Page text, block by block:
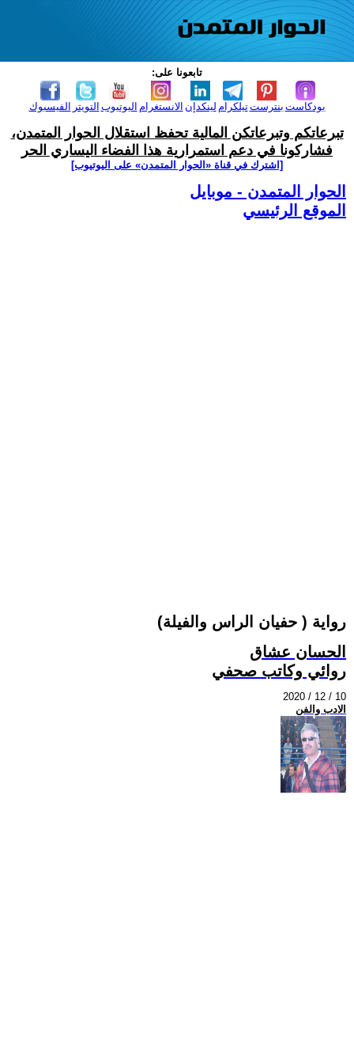
تابعونا على:
الفيسبوك التويتر اليوتيوب الانستغرام لينكدإن تيلكرامبنترست بودكاست
تبرعاتكم وتبرعاتكن المالية تحفظ استقلال الحوار المتمدن،
فشاركونا في دعم استمرارية هذا الفضاء اليساري الحر
[اشترك في قناة ‫«الحوار المتمدن» على اليوتيوب]
الحوار المتمدن - موبايل
الموقع الرئيسي
رواية ( حفيان الراس والفيلة)
الحسان عشاق
روائي وكاتب صحفي
2020 / 12 / 10
الادب والفن